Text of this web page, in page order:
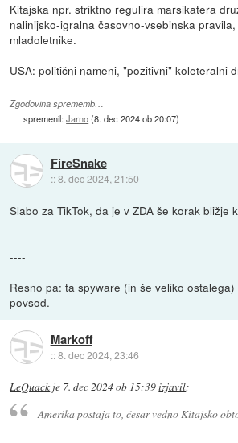
Kitajska npr. striktno regulira marsikatera
nalinijsko-igralna časovno-vsebinska
mladoletnike.
USA: politični nameni, "pozitivni" koleteralni
Zgodovina sprememb…
spremenil:Jarno(8. dec 2024 ob 20:07)
FireSnake
::8. dec 2024, 21:50
Slabo za TikTok, da je v ZDA še korak bližje
----
Resno pa: ta spyware (in še veliko
povsod.
Markoff
::8. dec 2024, 23:46
LeQuack je 7. dec 2024 ob 15:39izjavil:
Amerika postaja to, česar vedno Kitajsko